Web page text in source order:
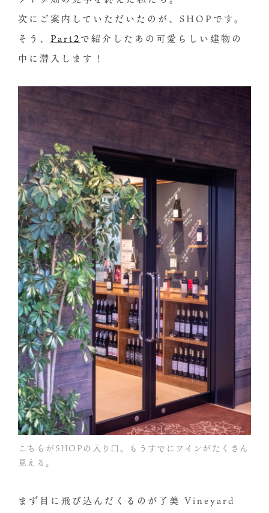
次にご案内していただいたのが、SHOPです。
そう、 Part2で紹介したあの可愛らしい建物の
中に潜入します！
こちらがSHOPの入り口。もうすでにワインがたくさん
見える。
まず目に飛び込んだくるのが了美 Vineyard